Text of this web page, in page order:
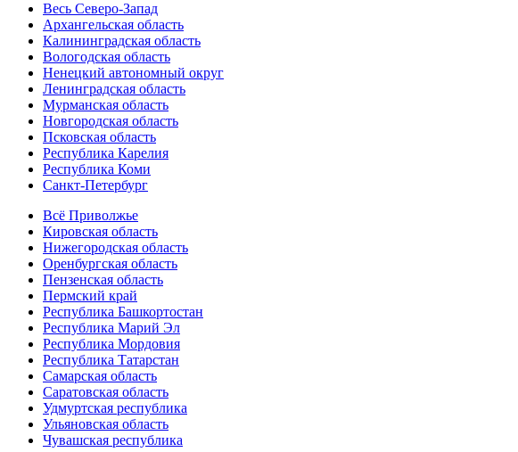
Весь Северо-Запад
Архангельская область
Калининградская область
Вологодская область
Ненецкий автономный округ
Ленинградская область
Мурманская область
Новгородская область
Псковская область
Республика Карелия
Республика Коми
Санкт-Петербург
Всё Приволжье
Кировская область
Нижегородская область
Оренбургская область
Пензенская область
Пермский край
Республика Башкортостан
Республика Марий Эл
Республика Мордовия
Республика Татарстан
Самарская область
Саратовская область
Удмуртская республика
Ульяновская область
Чувашская республика